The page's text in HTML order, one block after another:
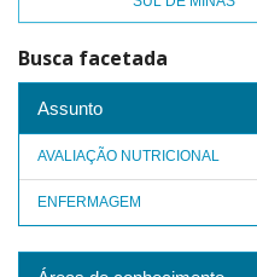
Busca facetada
Assunto
AVALIAÇÃO NUTRICIONAL
ENFERMAGEM